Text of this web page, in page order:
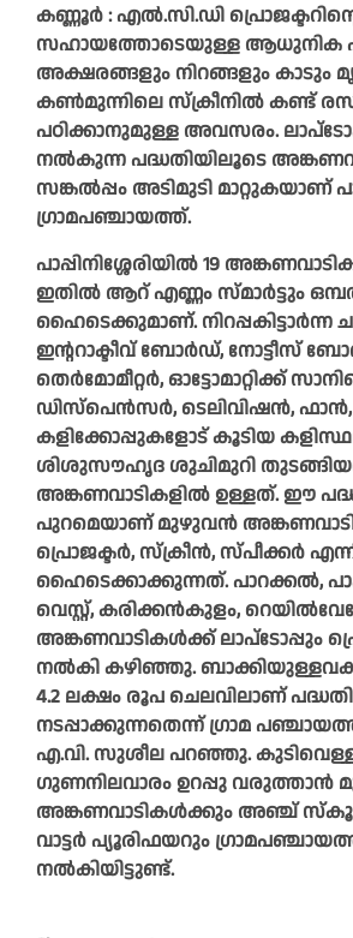
കണ്ണൂർ : എൽ.സി.ഡി
സഹായത്തോടെയുള്ള ആധുനിക
അക്ഷരങ്ങളും നിറങ്ങളും കാടും
കൺമുന്നിലെ സ്‌ക്രീനിൽ കണ്ട്
പഠിക്കാനുമുള്ള അവസരം.
നൽകുന്ന പദ്ധതിയിലൂടെ
സങ്കൽപ്പം അടിമുടി മാറ്റുകയാണ്
ഗ്രാമപഞ്ചായത്ത്.
പാപ്പിനിശ്ശേരിയിൽ 19
ഇതിൽ ആറ് എണ്ണം സ്മാർട്ടും
ഹൈടെക്കുമാണ്.
ഇന്ററാക്ടീവ് ബോർഡ്, നോട്ടീസ്
തെർമോമീറ്റർ, ഓട്ടോമാറ്റിക്ക്
ഡിസ്പെൻസർ, ടെലിവിഷൻ, ഫാൻ,
കളിക്കോപ്പുകളോട് കൂടിയ
ശിശുസൗഹൃദ ശുചിമുറി
അങ്കണവാടികളിൽ ഉള്ളത്. ഈ
പുറമെയാണ് മുഴുവൻ
പ്രൊജക്ടർ, സ്‌ക്രീൻ, സ്പീക്കർ
ഹൈടെക്കാക്കുന്നത്. പാറക്കൽ,
വെസ്റ്റ്, കരിക്കൻകുളം,
അങ്കണവാടികൾക്ക് ലാപ്ടോപ്പും
നൽകി കഴിഞ്ഞു.
4.2 ലക്ഷം രൂപ ചെലവിലാണ് പദ്ധതി
നടപ്പാക്കുന്നതെന്ന് ഗ്രാമ
എ.വി. സുശീല പറഞ്ഞു.
ഗുണനിലവാരം ഉറപ്പു
അങ്കണവാടികൾക്കും അഞ്ച്
വാട്ടർ പ്യൂരിഫയറും
നൽകിയിട്ടുണ്ട്.